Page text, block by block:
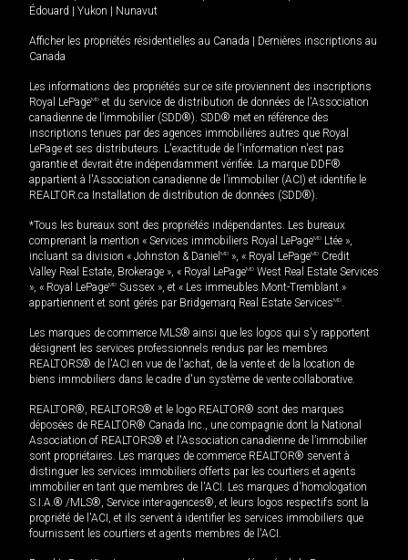
Édouard
Yukon Nunavut
Afficher les propriétés résidentielles au Canada
Dernières inscriptions au
Canada
Les informations des propriétés sur ce site proviennent des inscriptions
Royal LePageMD et du service de distribution de données de l'Association
canadienne de l’immobilier (SDD®). SDD® met en référence des
inscriptions tenues par des agences immobilières autres que Royal
LePage et ses distributeurs. L'exactitude de l'information n'est pas
garantie et devrait être indépendamment vérifiée. La marque DDF®
appartient à l'Association canadienne de l’immobilier (ACI) et identifie le
REALTOR.ca Installation de distribution de données (SDD®).
*Tous les bureaux sont des propriétés indépendantes. Les bureaux
comprenant la mention « Services immobiliers Royal LePageMD Ltée »,
incluant sa division « Johnston & Daniel MD », « Royal LePageMD Credit
Valley Real Estate, Brokerage », « Royal LePageMD West Real Estate Services
», « Royal LePageMD Sussex », et « Les immeubles Mont-Tremblant »
appartiennent et sont gérés par Bridgemarq Real Estate ServicesMD.
Les marques de commerce MLS® ainsi que les logos qui s'y rapportent
désignent les services professionnels rendus par les membres
REALTORS® de l'ACI en vue de l'achat, de la vente et de la location de
biens immobiliers dans le cadre d'un système de vente collaborative.
REALTOR®, REALTORS® et le logo REALTOR® sont des marques
déposées de REALTOR® Canada Inc., une compagnie dont la National
Association of REALTORS® et l'Association canadienne de l’immobilier
sont propriétaires. Les marques de commerce REALTOR® servent à
distinguer les services immobiliers offerts par les courtiers et agents
immobilier en tant que membres de l'ACI. Les marques d'homologation
S.I.A.® /MLS®, Service inter-agences®, et leurs logos respectifs sont la
propriété de l'ACI, et ils servent à identifier les services immobiliers que
fournissent les courtiers et agents membres de l'ACI.